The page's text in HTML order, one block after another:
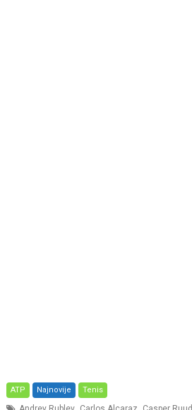
ATP Najnovije Tenis